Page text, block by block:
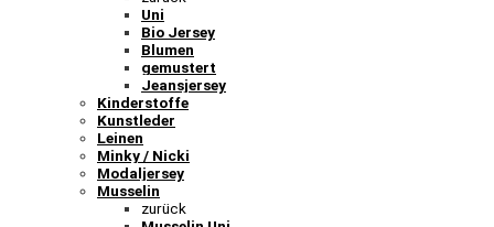
Uni
Bio Jersey
Blumen
gemustert
Jeansjersey
Kinderstoffe
Kunstleder
Leinen
Minky / Nicki
Modaljersey
Musselin
zurück